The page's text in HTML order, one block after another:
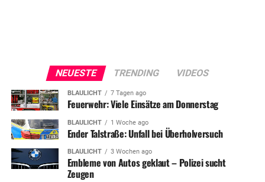
NEUESTE TRENDING VIDEOS
BLAULICHT 7 Tagen ago
Feuerwehr: Viele Einsätze am Donnerstag
BLAULICHT 1 Woche ago
Ender Talstraße: Unfall bei Überholversuch
BLAULICHT 3 Wochen ago
Embleme von Autos geklaut – Polizei sucht
Zeugen